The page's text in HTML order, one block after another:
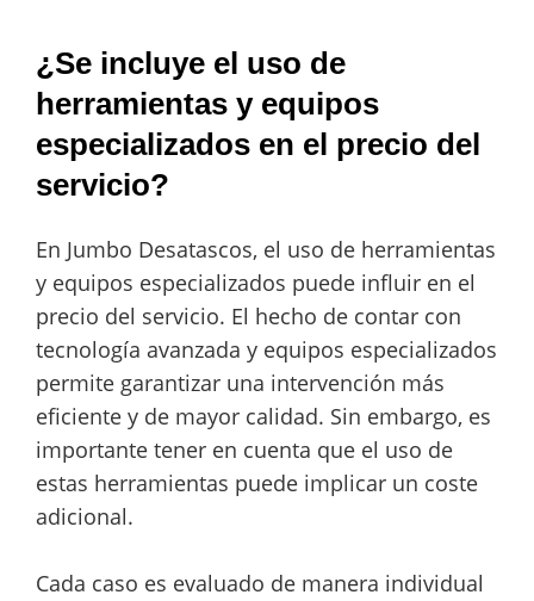
¿Se incluye el uso de
herramientas y equipos
especializados en el precio del
servicio?
En Jumbo Desatascos, el uso de herramientas
y equipos especializados puede influir en el
precio del servicio. El hecho de contar con
tecnología avanzada y equipos especializados
permite garantizar una intervención más
eficiente y de mayor calidad. Sin embargo, es
importante tener en cuenta que el uso de
estas herramientas puede implicar un coste
adicional.
Cada caso es evaluado de manera individual